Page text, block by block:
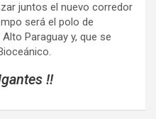
juntos el nuevo corredor
será el polo de
Paraguay y, que se
!!